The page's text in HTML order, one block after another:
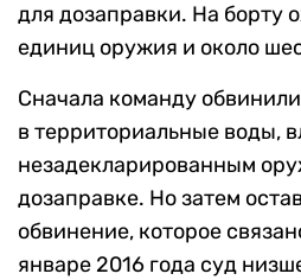
для дозаправки. На борту
единиц оружия и около
Сначала команду
в территориальные воды,
незадекларированным
дозаправке. Но затем
обвинение, которое
январе 2016 года суд